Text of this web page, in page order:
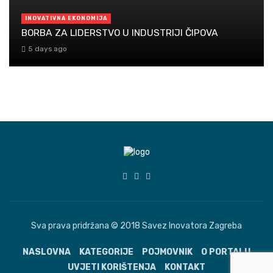
INOVATIVNA EKONOMIJA
BORBA ZA LIDERSTVO U INDUSTRIJI ČIPOVA
5 days ago
Sva prava pridržana © 2018 Savez Inovatora Zagreba
NASLOVNA KATEGORIJE POJMOVNIK
O PORTALU
UVJETI KORIŠTENJA
KONTAKT